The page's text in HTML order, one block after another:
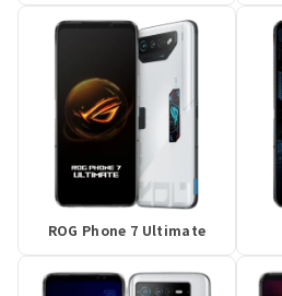
ROG Phone 7 Ultimate